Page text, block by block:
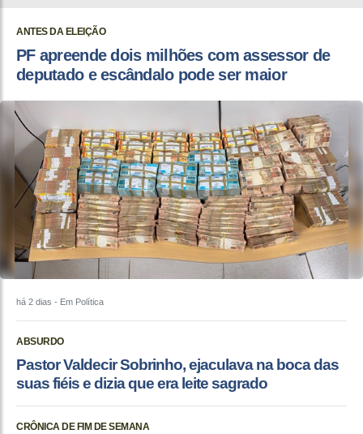
ANTES DA ELEIÇÃO
PF apreende dois milhões com assessor de
deputado e escândalo pode ser maior
há 2 dias - Em Política
ABSURDO
Pastor Valdecir Sobrinho, ejaculava na boca das
suas fiéis e dizia que era leite sagrado
CRÔNICA DE FIM DE SEMANA